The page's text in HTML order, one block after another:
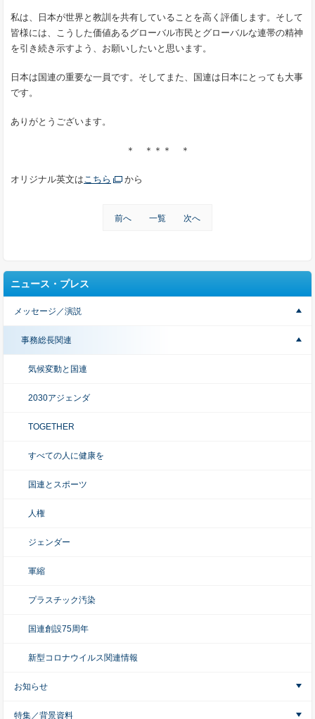
私は、日本が世界と教訓を共有していることを高く評価します。そして
皆様には、こうした価値あるグローバル市民とグローバルな連帯の精神
を引き続き示すよう、お願いしたいと思います。
日本は国連の重要な一員です。そしてまた、国連は日本にとっても大事
です。
ありがとうございます。
＊ ＊＊＊ ＊
オリジナル英文はこちら から
前へ 一覧 次へ
ニュース・プレス
メッセージ／演説
事務総長関連
気候変動と国連
2030アジェンダ
TOGETHER
すべての人に健康を
国連とスポーツ
人権
ジェンダー
軍縮
プラスチック汚染
国連創設75周年
新型コロナウイルス関連情報
お知らせ
特集／背景資料